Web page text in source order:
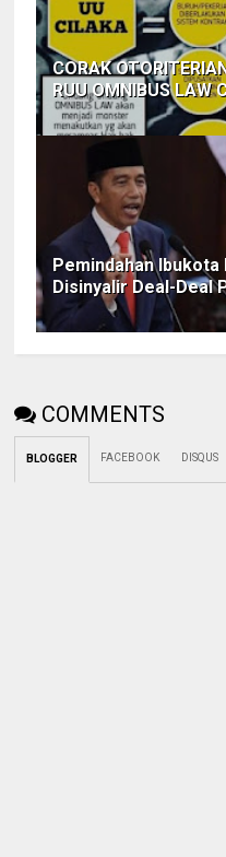
CORAK
RUU OMNIBUS LAW
Pemindahan Ibukota
Disinyalir Deal-Deal
COMMENTS
BLOGGER FACEBOOK DISQUS